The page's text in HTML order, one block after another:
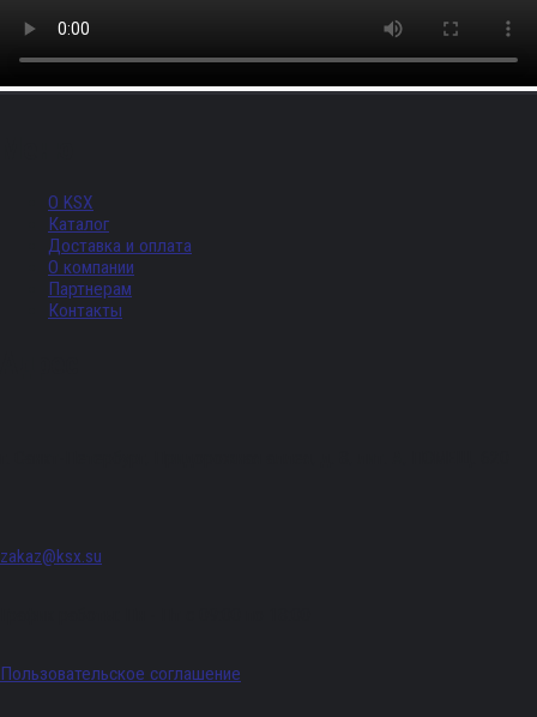
О KSX
Каталог
Доставка и оплата
О компании
Партнерам
Контакты
zakaz@ksx.su
Пользовательское соглашение